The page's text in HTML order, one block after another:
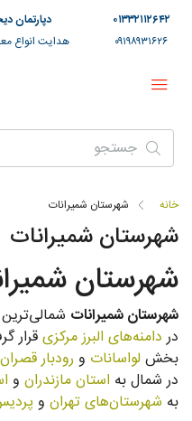
۰۱۳۳۲۱۱۲۶۴۲
۰۹۱۹۸۹۳۱۶۲۶
دپارتمان
هدایت انواع
خانه شهرستان شمیرانات
شهرستان شمیرانات
شهرستان
شهرستان شمیرانات
دردامنه‌های البرز مرکزی
بخشلواسانات و رودبار قصران
در شمال به استان مازندران و
به شهرستان‌های تهران و